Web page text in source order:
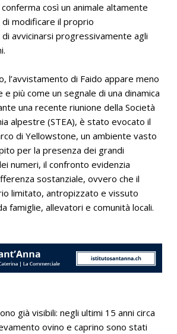
così un animale altamente
modificare il proprio
avvicinarsi progressivamente agli
l’avvistamento di Faido appare meno
e più come un segnale di una dinamica
una recente riunione della Società
alpestre (STEA), è stato evocato il
di Yellowstone, un ambiente vasto
per la presenza dei grandi
numeri, il confronto evidenzia
sostanziale, ovvero che il
limitato, antropizzato e vissuto
famiglie, allevatori e comunità locali.
già visibili: negli ultimi 15 anni circa
ovino e caprino sono stati